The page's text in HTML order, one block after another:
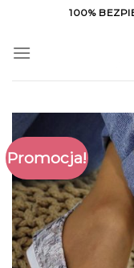
content
100%
Promocja!